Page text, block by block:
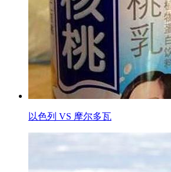
以色列 VS 摩尔多瓦